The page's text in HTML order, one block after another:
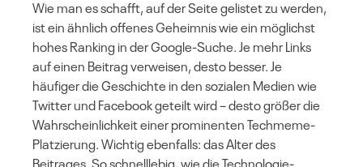
Wie man es schafft, auf der Seite gelistet zu werden,
ist ein ähnlich offenes Geheimnis wie ein möglichst
hohes Ranking in der Google-Suche. Je mehr Links
auf einen Beitrag verweisen, desto besser. Je
häufiger die Geschichte in den sozialen Medien wie
Twitter und Facebook geteilt wird – desto größer die
Wahrscheinlichkeit einer prominenten Techmeme-
Platzierung. Wichtig ebenfalls: das Alter des
Beitrages. So schnelllebig, wie die Technologie-